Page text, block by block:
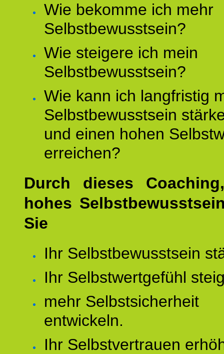
Wie bekomme ich mehr
Selbstbewusstsein?
Wie steigere ich mein
Selbstbewusstsein?
Wie kann ich langfristig
Selbstbewusstsein
und einen hohen
erreichen?
Durch dieses
hohes
Sie
Ihr Selbstbewusstsein
Ihr Selbstwertgefühl
mehr Selbstsicherheit
entwickeln.
Ihr Selbstvertrauen